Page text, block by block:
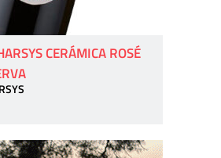
CERÁMICA ROSÉ